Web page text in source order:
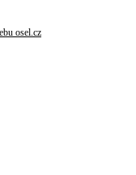
osel.cz